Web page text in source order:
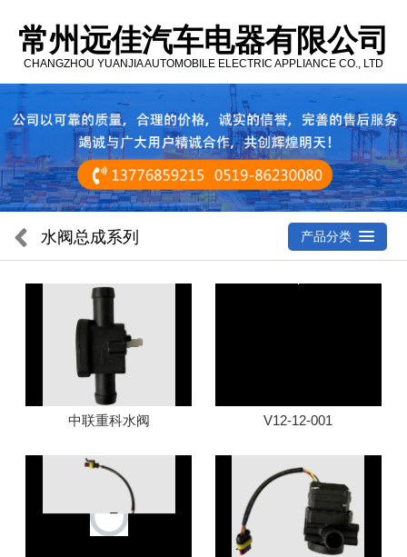
常州远佳汽车电器有限公司
CHANGZHOU YUANJIA AUTOMOBILE ELECTRIC APPLIANCE CO., LTD
水阀总成系列 产品分类
中联重科水阀 V12-12-001